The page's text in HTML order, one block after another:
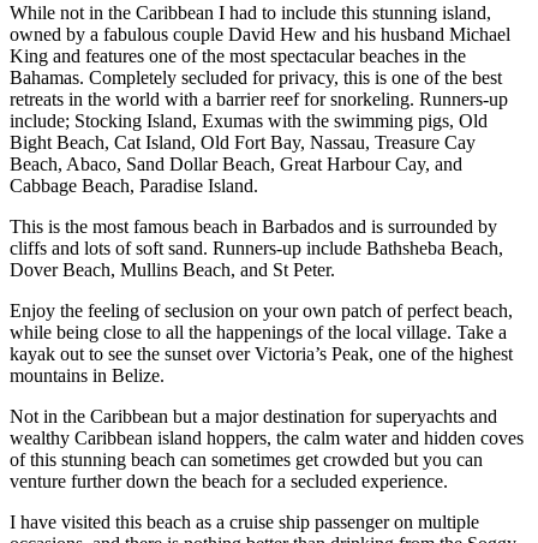
While not in the Caribbean I had to include this stunning island,
owned by a fabulous couple David Hew and his husband Michael
King and features one of the most spectacular beaches in the
Bahamas. Completely secluded for privacy, this is one of the best
retreats in the world with a barrier reef for snorkeling. Runners-up
include; Stocking Island, Exumas with the swimming pigs, Old
Bight Beach, Cat Island, Old Fort Bay, Nassau, Treasure Cay
Beach, Abaco, Sand Dollar Beach, Great Harbour Cay, and
Cabbage Beach, Paradise Island.
This is the most famous beach in Barbados and is surrounded by
cliffs and lots of soft sand. Runners-up include Bathsheba Beach,
Dover Beach, Mullins Beach, and St Peter.
Enjoy the feeling of seclusion on your own patch of perfect beach,
while being close to all the happenings of the local village. Take a
kayak out to see the sunset over Victoria’s Peak, one of the highest
mountains in Belize.
Not in the Caribbean but a major destination for superyachts and
wealthy Caribbean island hoppers, the calm water and hidden coves
of this stunning beach can sometimes get crowded but you can
venture further down the beach for a secluded experience.
I have visited this beach as a cruise ship passenger on multiple